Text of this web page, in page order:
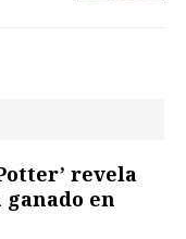
revela
en